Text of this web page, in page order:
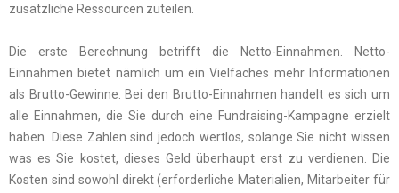
zusätzliche Ressourcen zuteilen.
Die erste Berechnung betrifft die Netto-Einnahmen. Netto-
Einnahmen bietet nämlich um ein Vielfaches mehr Informationen
als Brutto-Gewinne. Bei den Brutto-Einnahmen handelt es sich um
alle Einnahmen, die Sie durch eine Fundraising-Kampagne erzielt
haben. Diese Zahlen sind jedoch wertlos, solange Sie nicht wissen
was es Sie kostet, dieses Geld überhaupt erst zu verdienen. Die
Kosten sind sowohl direkt (erforderliche Materialien, Mitarbeiter für